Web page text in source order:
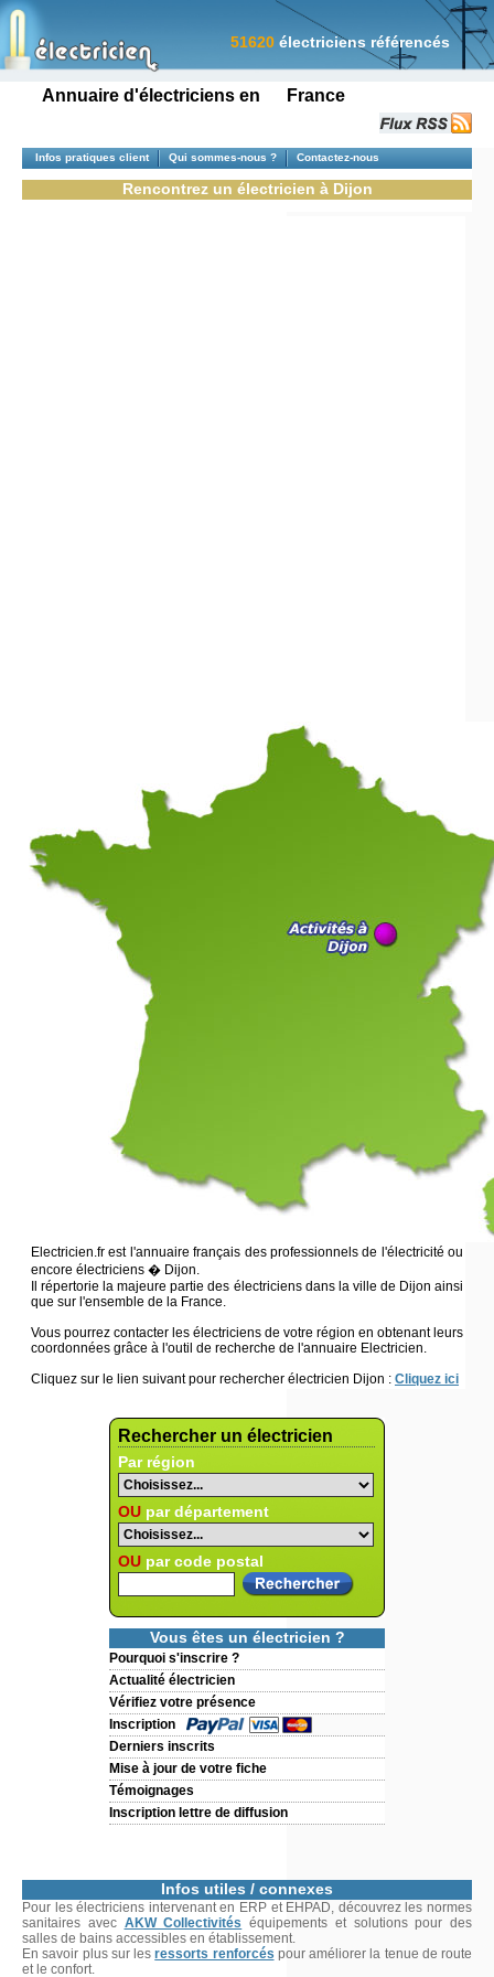
Annuaire d'électriciens en France
51620 électriciens référencés
Rechercher un électricien
Par région
OU par département
OU par code postal
Vous êtes un électricien ?
Pourquoi s'inscrire ?
Actualité électricien
Vérifiez votre présence
Inscription
Derniers inscrits
Mise à jour de votre fiche
Témoignages
Inscription lettre de diffusion
Infos pratiques client Qui sommes-nous ? Contactez-nous
Rencontrez un électricien à Dijon
Electricien.fr est l'annuaire français des professionnels de l'électricité ou
encore électriciens � Dijon.
Il répertorie la majeure partie des électriciens dans la ville de Dijon ainsi
que sur l'ensemble de la France.
Vous pourrez contacter les électriciens de votre région en obtenant leurs
coordonnées grâce à l'outil de recherche de l'annuaire Electricien.
Cliquez sur le lien suivant pour rechercher électricien Dijon : Cliquez ici
Infos utiles / connexes
Pour les électriciens intervenant en ERP et EHPAD, découvrez les normes
sanitaires avec AKW Collectivités équipements et solutions pour des
salles de bains accessibles en établissement.
En savoir plus sur lesressorts renforcés pour améliorer la tenue de route
et le confort.